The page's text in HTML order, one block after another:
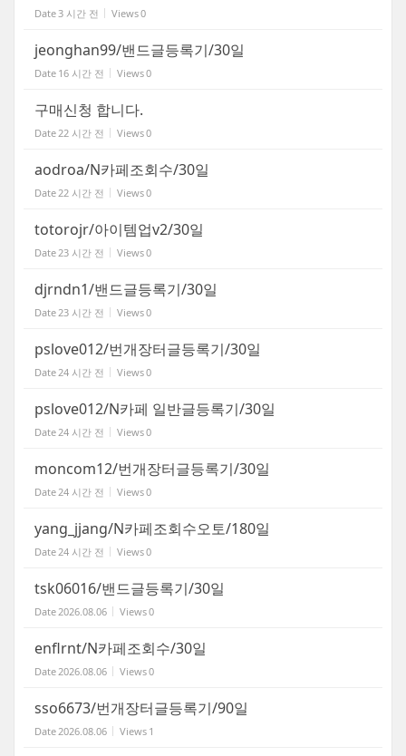
Date 3 시간 전 Views0
jeonghan99/밴드글등록기/30일
Date 16 시간 전 Views0
구매신청 합니다.
Date 22 시간 전 Views0
aodroa/N카페조회수/30일
Date 22 시간 전 Views0
totorojr/아이템업v2/30일
Date 23 시간 전 Views0
djrndn1/밴드글등록기/30일
Date 23 시간 전 Views0
pslove012/번개장터글등록기/30일
Date 24 시간 전 Views0
pslove012/N카페 일반글등록기/30일
Date 24 시간 전 Views0
moncom12/번개장터글등록기/30일
Date 24 시간 전 Views0
yang_jjang/N카페조회수오토/180일
Date 24 시간 전 Views0
tsk06016/밴드글등록기/30일
Date 2026.08.06 Views0
enflrnt/N카페조회수/30일
Date 2026.08.06 Views0
sso6673/번개장터글등록기/90일
Date 2026.08.06 Views 1